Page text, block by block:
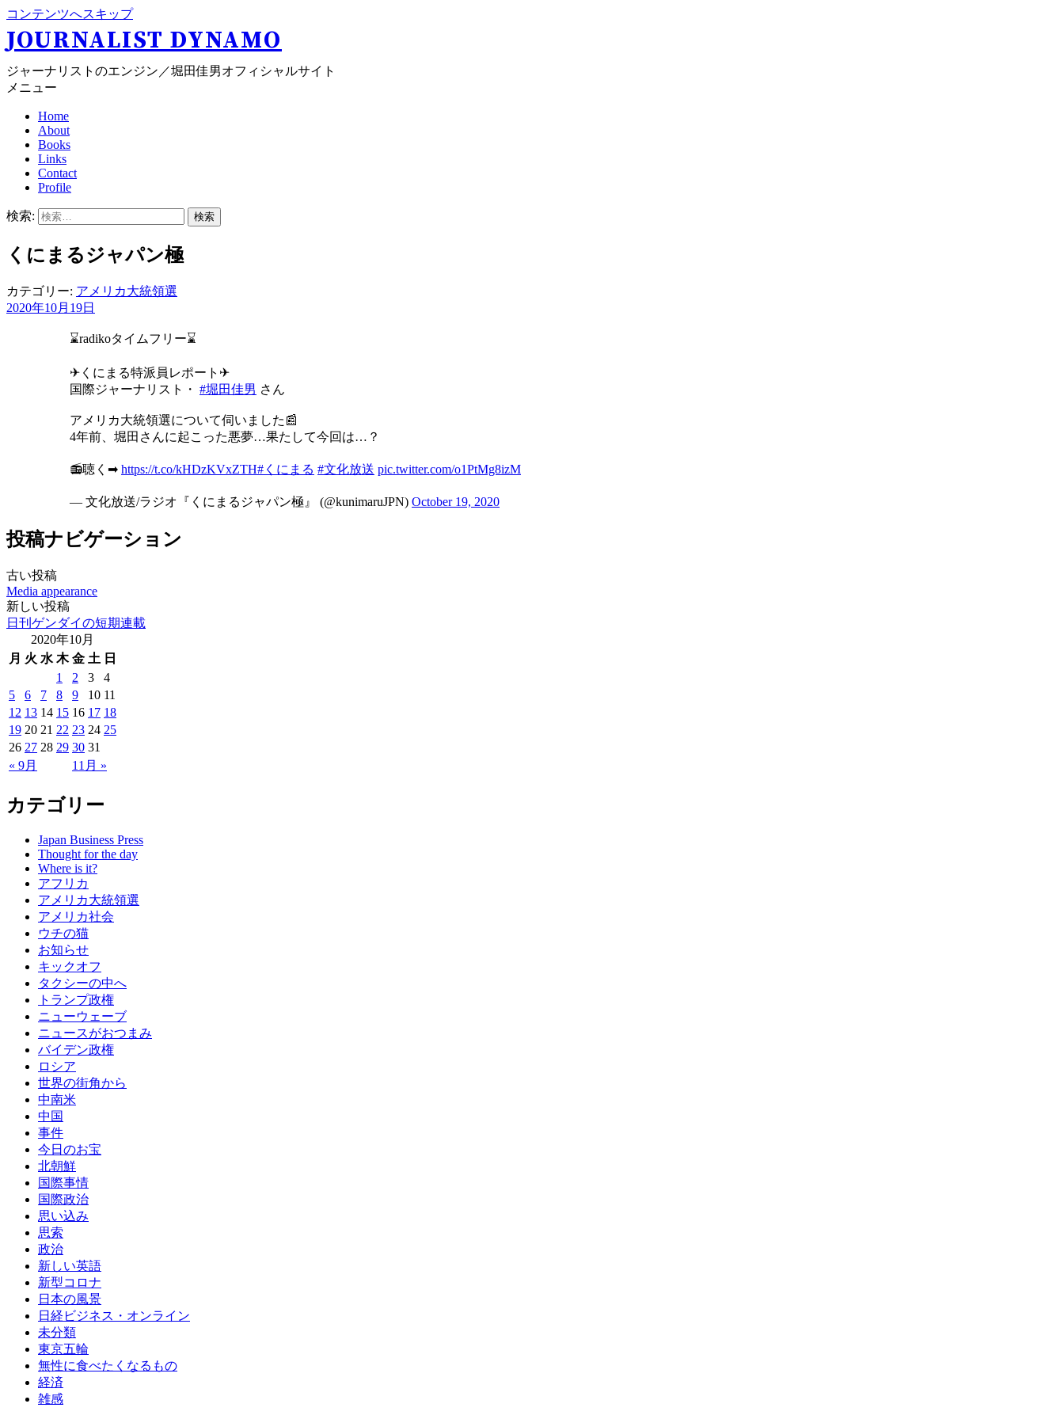
コンテンツへスキップ
JOURNALIST DYNAMO
ジャーナリストのエンジン／堀田佳男オフィシャルサイト
メニュー
Home
About
Books
Links
Contact
Profile
検索:
くにまるジャパン極
カテゴリー: アメリカ大統領選
2020年10月19日
⌛radikoタイムフリー⌛
✈くにまる特派員レポート✈
国際ジャーナリスト・ #堀田佳男 さん
アメリカ大統領選について伺いました📰
4年前、堀田さんに起こった悪夢…果たして今回は…？
📻聴く➡ https://t.co/kHDzKVxZTH#くにまる #文化放送 pic.twitter.com/o1PtMg8izM
— 文化放送/ラジオ『くにまるジャパン極』 (@kunimaruJPN) October 19, 2020
投稿ナビゲーション
古い投稿
Media appearance
新しい投稿
日刊ゲンダイの短期連載
2020年10月
月 火 水 木 金 土 日
« 9月 11月 »
1 2 3
4
5
6 7 8 9 10 11
12 13 14 15 16 17 18
19 20 21 22 23 24 25
26 27 28 29 30 31
カテゴリー
Japan Business Press
Thought for the day
Where is it?
アフリカ
アメリカ大統領選
アメリカ社会
ウチの猫
お知らせ
キックオフ
タクシーの中へ
トランプ政権
ニューウェーブ
ニュースがおつまみ
バイデン政権
ロシア
世界の街角から
中南米
中国
事件
今日のお宝
北朝鮮
国際事情
国際政治
思い込み
思索
政治
新しい英語
新型コロナ
日本の風景
日経ビジネス・オンライン
未分類
東京五輪
無性に食べたくなるもの
経済
雑感